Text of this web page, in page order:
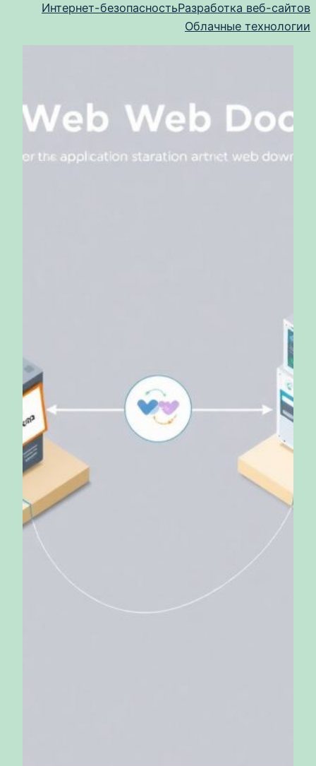
Интернет-безопасностьРазработка веб-сайтов
Облачные технологии